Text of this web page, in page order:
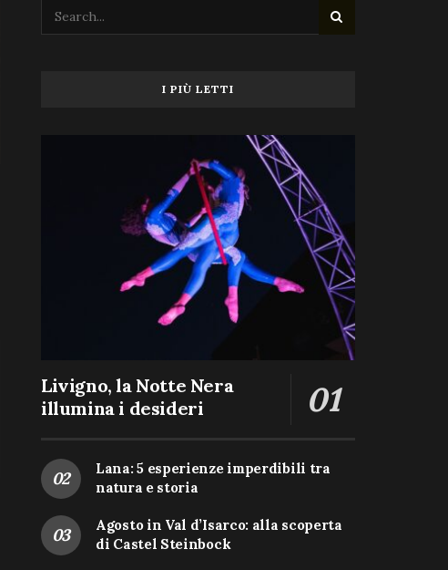
I PIÙ LETTI
Livigno, la Notte Nera
illumina i desideri
Lana: 5 esperienze imperdibili tra
natura e storia
Agosto in Val d’Isarco: alla scoperta
di Castel Steinbock